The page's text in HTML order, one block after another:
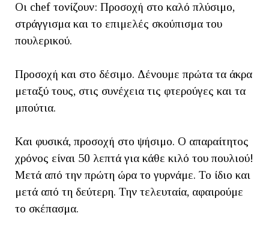
Οι chef τονίζουν: Προσοχή στο καλό πλύσιμο,
στράγγισμα και το επιμελές σκούπισμα του
πουλερικού.
Προσοχή και στο δέσιμο. Δένουμε πρώτα τα άκρα
μεταξύ τους, στις συνέχεια τις φτερούγες και τα
μπούτια.
Και φυσικά, προσοχή στο ψήσιμο. Ο απαραίτητος
χρόνος είναι 50 λεπτά για κάθε κιλό του πουλιού!
Μετά από την πρώτη ώρα το γυρνάμε. Το ίδιο και
μετά από τη δεύτερη. Την τελευταία, αφαιρούμε
το σκέπασμα.